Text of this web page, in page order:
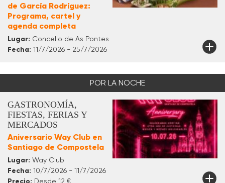
de García Rodríguez:
Programa, cartel y
agenda completa
Lugar: Concello de As Pontes
Fecha: 11/7/2026 - 25/7/2026
POR LA NOCHE
GASTRONOMÍA,
FIESTAS, FERIAS Y
MERCADOS
Aniversario Way Club en
Santiago de Compostela
Lugar: Way Club
Fecha: 10/7/2026 - 11/7/2026
Precio: Desde 12 €